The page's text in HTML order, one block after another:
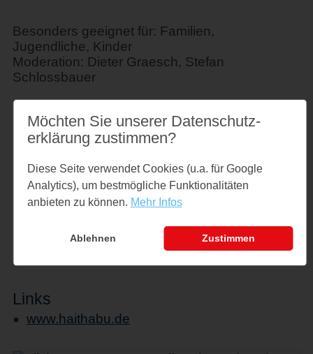
Besonders geeignet für: Familien,
Jugendliche, Kinder
Moderation: Dieter Graesch, Stefan
Schlossbauer
Spezielle Hinweise: Der Museumsparkplatz
befindet sich an der Haddebyer Chaussee /
B76. Die Veranstaltung findet bei den
statt. Bitte planen Sie vom Museumsparkplatz
bis zu den Häusern daher ca. 20 Minuten
Fußweg ein.
Links
www.haithabu.de
Möchten Sie unserer Datenschutz­
erklärung zustimmen?
Diese Seite verwendet Cookies (u.a. für Google
Analytics), um bestmögliche Funktionalitäten
anbieten zu können. Mehr Infos
Ablehnen Zustimmen